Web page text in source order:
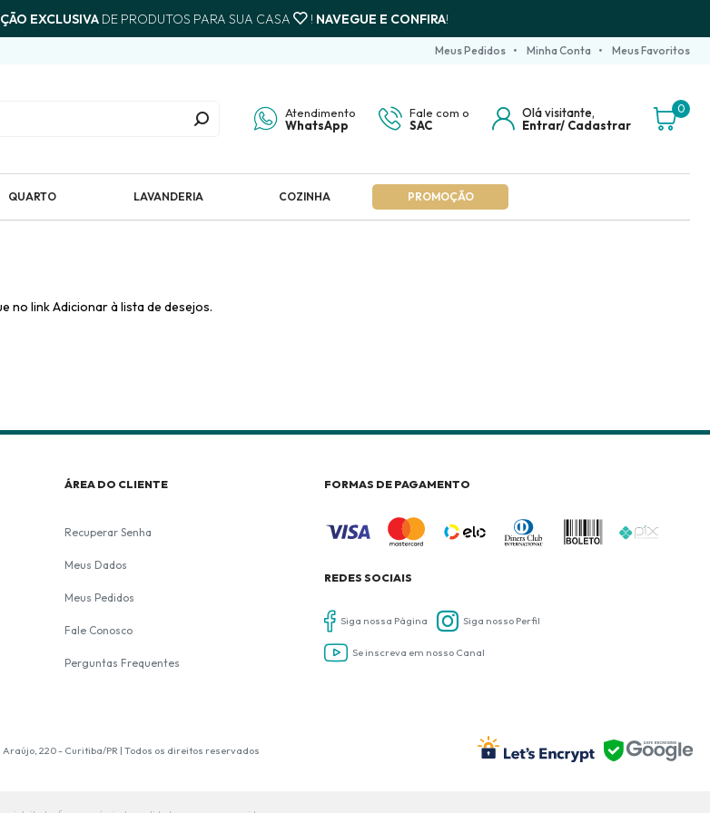
EXCLUSIVADE PRODUTOS PARA SUA CASA ! NAVEGUE E CONFIRA!
Meus Pedidos Minha Conta Meus Favoritos
0
Olá visitante,
Entrar/ Cadastrar
Fale com o
SAC
Atendimento
WhatsApp
QUARTO LAVANDERIA COZINHA PROMOÇÃO
no link Adicionar à lista de desejos.
ÁREA DO CLIENTE
Recuperar Senha
Meus Dados
Meus Pedidos
Fale Conosco
Perguntas Frequentes
FORMAS DE PAGAMENTO
REDES SOCIAIS
Siga nossa Página Siga nosso Perfil
Se inscreva em nosso Canal
Araújo, 220 - Curitiba/PR | Todos os direitos reservados